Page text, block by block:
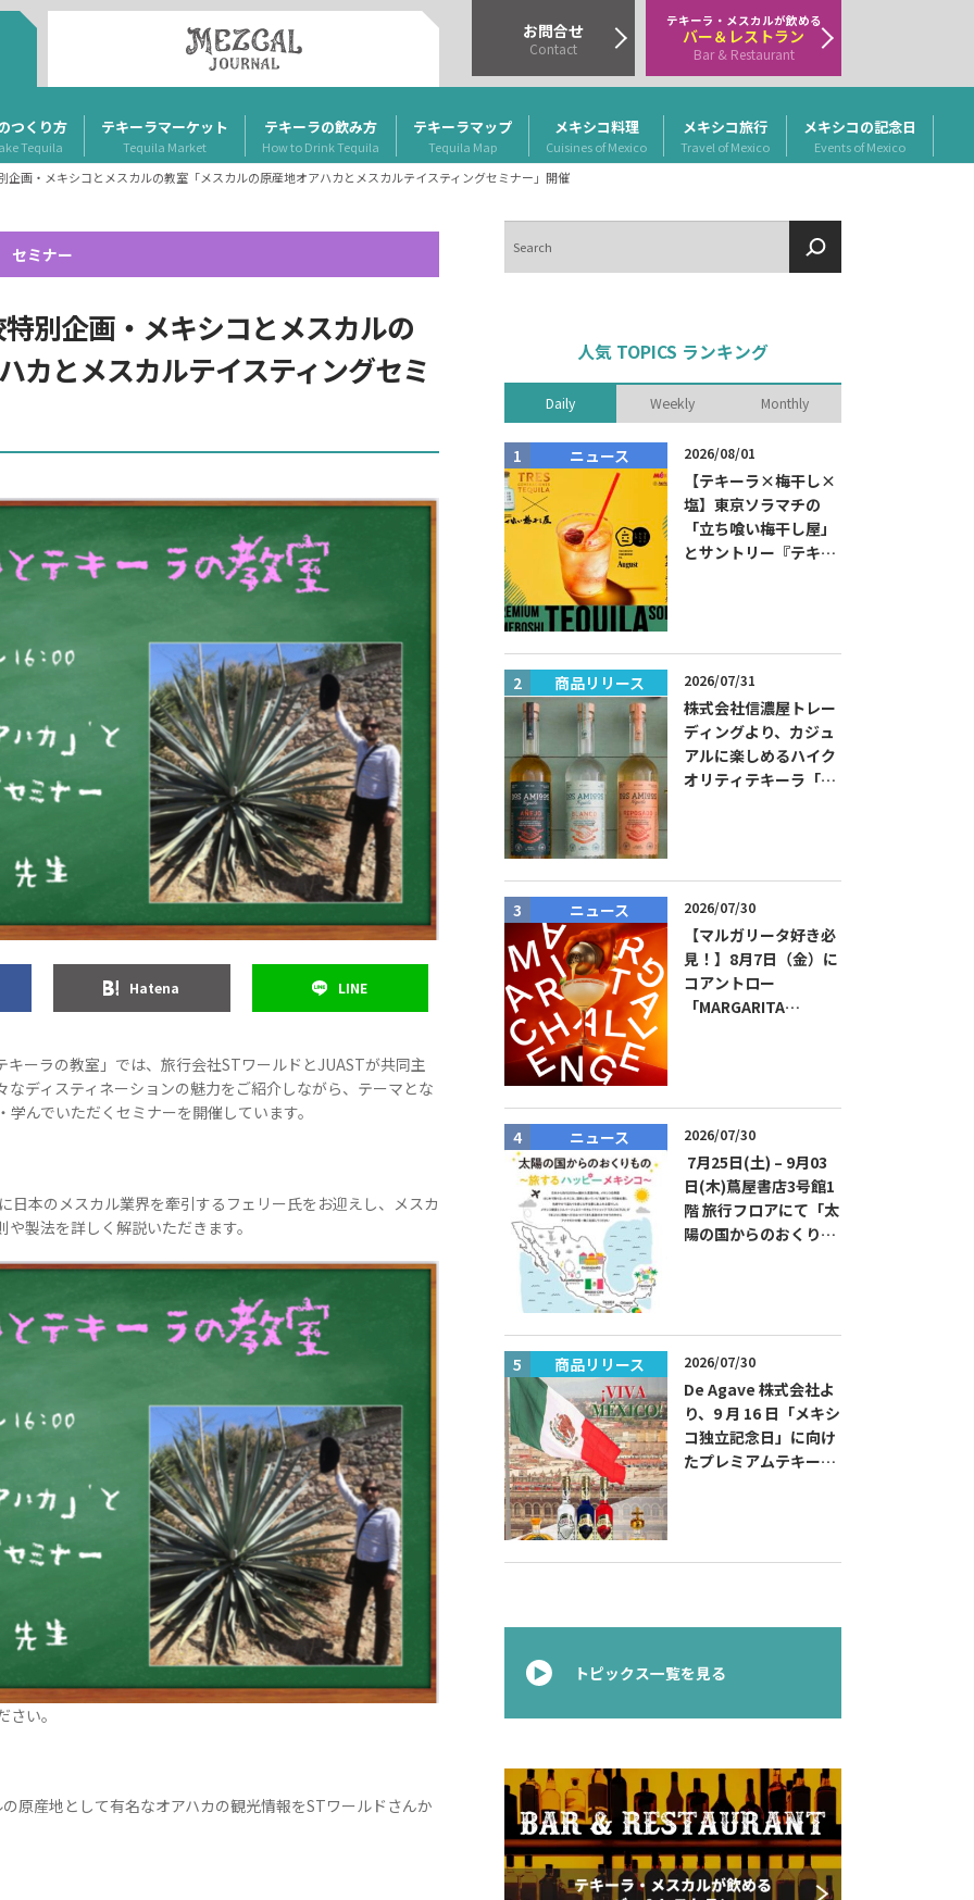
つくり方
Tequila
テキーラマーケット
Tequila Market
テキーラの飲み方
How to Drink Tequila
テキーラマップ
Tequila Map
メキシコ料理
Cuisines of Mexico
メキシコ旅行
Travel of Mexico
メキシコの記念日
Events of Mexico
お問合せ
Contact
テキーラ・メスカルが飲める
バー＆レストラン
Bar & Restaurant
企画・メキシコとメスカルの教室「メスカルの原産地オアハカとメスカルテイスティングセミナー」開催
セミナー
別企画・メキシコとメスカルの
カとメスカルテイスティングセミ
Hatena LINE
ーラの教室」では、旅行会社STワールドとJUASTが共同主
ディスティネーションの魅力をご紹介しながら、テーマとな
んでいただくセミナーを開催しています。
本のメスカル業界を牽引するフェリー氏をお迎えし、メスカ
製法を詳しく解説いただきます。
い。
原産地として有名なオアハカの観光情報をSTワールドさんか
索
人気 TOPICS ランキング
Daily Weekly Monthly
ニュース 2026/08/01
【テキーラ×梅干し×
塩】東京ソラマチの
「立ち喰い梅干し屋」
とサントリー『テキー
8月限定メニューに！
商品リリース 2026/07/31
株式会社信濃屋トレー
ディングより、カジュ
アルに楽しめるハイク
オリティテキーラ「ド
ニュース 2026/07/30
【マルガリータ好き必
見！】8月7日（金）に
コアントロー
「MARGARITA
無料！
ニュース 2026/07/30
7月25日(土) – 9月03
日(木)蔦屋書店3号館1
階 旅行フロアにて「太
陽の国からのおくりも
商品リリース 2026/07/30
De Agave 株式会社よ
り、9 月 16 日「メキシ
コ独立記念日」に向け
たプレミアムテキーラ
トピックス一覧を見る